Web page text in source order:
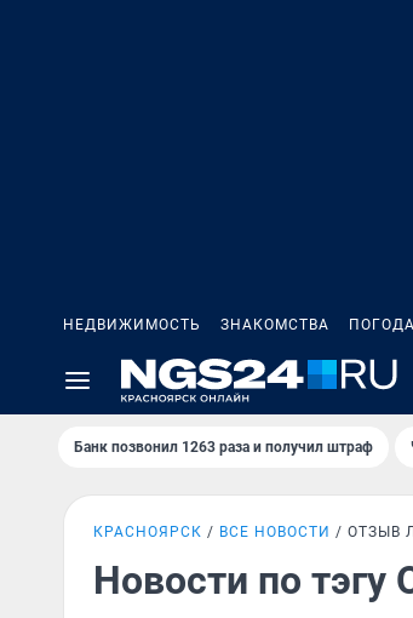
НЕДВИЖИМОСТЬ ЗНАКОМСТВА ПОГОДА
Банк позвонил 1263 раза и получил штраф
КРАСНОЯРСК ВСЕ НОВОСТИ ОТЗЫВ
Новости по тэгу